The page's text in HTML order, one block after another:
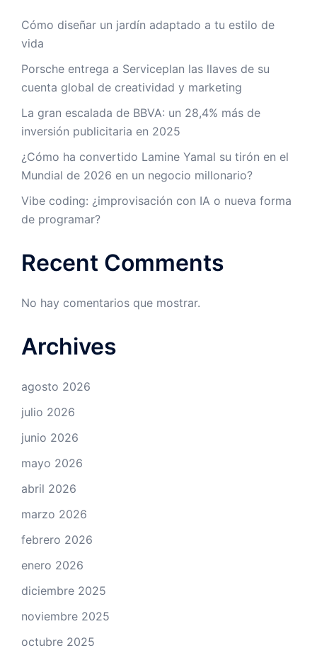
Cómo diseñar un jardín adaptado a tu estilo de
vida
Porsche entrega a Serviceplan las llaves de su
cuenta global de creatividad y marketing
La gran escalada de BBVA: un 28,4% más de
inversión publicitaria en 2025
¿Cómo ha convertido Lamine Yamal su tirón en el
Mundial de 2026 en un negocio millonario?
Vibe coding: ¿improvisación con IA o nueva forma
de programar?
Recent Comments
No hay comentarios que mostrar.
Archives
agosto 2026
julio 2026
junio 2026
mayo 2026
abril 2026
marzo 2026
febrero 2026
enero 2026
diciembre 2025
noviembre 2025
octubre 2025